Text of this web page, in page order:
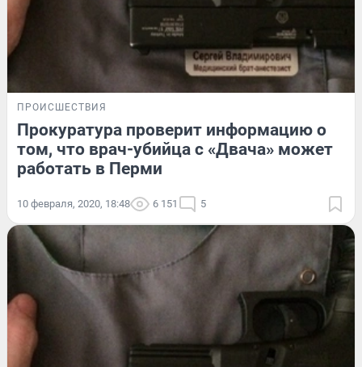
ПРОИСШЕСТВИЯ
Прокуратура проверит информацию о
том, что врач-убийца с «Двача» может
работать в Перми
10 февраля, 2020, 18:48 6 151 5